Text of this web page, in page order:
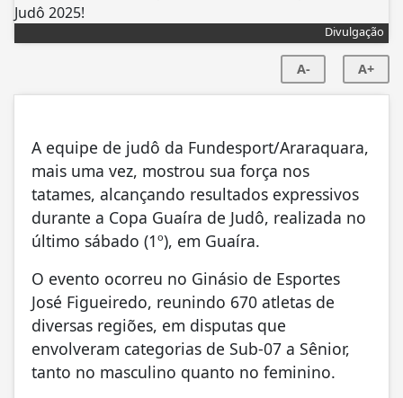
Divulgação
A- A+
A equipe de judô da Fundesport/Araraquara,
mais uma vez, mostrou sua força nos
tatames, alcançando resultados expressivos
durante a Copa Guaíra de Judô, realizada no
último sábado (1º), em Guaíra.
O evento ocorreu no Ginásio de Esportes
José Figueiredo, reunindo 670 atletas de
diversas regiões, em disputas que
envolveram categorias de Sub-07 a Sênior,
tanto no masculino quanto no feminino.